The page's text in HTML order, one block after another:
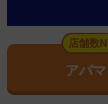
店舗数
アパ